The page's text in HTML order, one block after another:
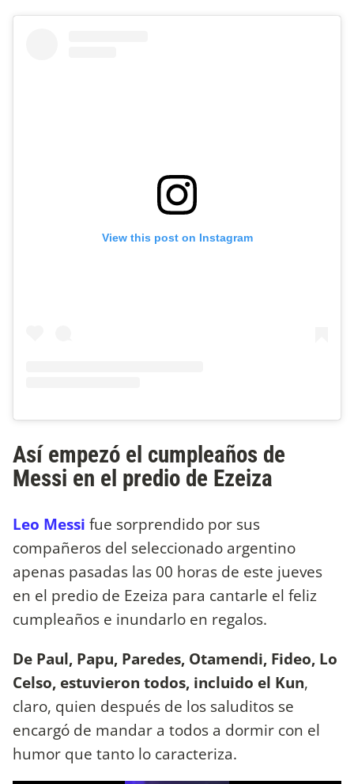
View this post on Instagram
Así empezó el cumpleaños de
Messi en el predio de Ezeiza
Leo Messi fue sorprendido por sus
compañeros del seleccionado argentino
apenas pasadas las 00 horas de este jueves
en el predio de Ezeiza para cantarle el feliz
cumpleaños e inundarlo en regalos.
De Paul, Papu, Paredes, Otamendi, Fideo, Lo
Celso, estuvieron todos, incluido el Kun,
claro, quien después de los saluditos se
encargó de mandar a todos a dormir con el
humor que tanto lo caracteriza.